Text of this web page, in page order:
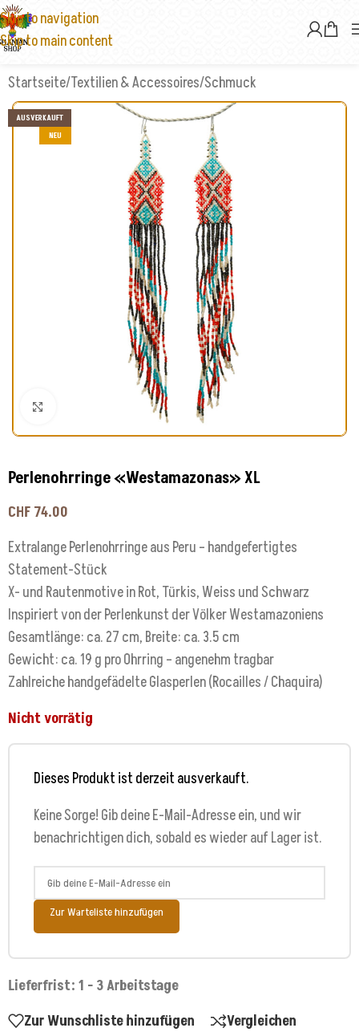
Skip to navigation
Skip to main content
Startseite/Textilien & Accessoires/Schmuck
AUSVERKAUFT
NEU
Klick zum Vergrößern
Perlenohrringe «Westamazonas» XL
CHF 74.00
Extralange Perlenohrringe aus Peru – handgefertigtes
Statement-Stück
X- und Rautenmotive in Rot, Türkis, Weiss und Schwarz
Inspiriert von der Perlenkunst der Völker Westamazoniens
Gesamtlänge: ca. 27 cm, Breite: ca. 3.5 cm
Gewicht: ca. 19 g pro Ohrring – angenehm tragbar
Zahlreiche handgefädelte Glasperlen (Rocailles / Chaquira)
Nicht vorrätig
Dieses Produkt ist derzeit ausverkauft.
Keine Sorge! Gib deine E-Mail-Adresse ein, und wir
benachrichtigen dich, sobald es wieder auf Lager ist.
Zur Warteliste hinzufügen
Lieferfrist: 1 - 3 Arbeitstage
Zur Wunschliste hinzufügen
Vergleichen